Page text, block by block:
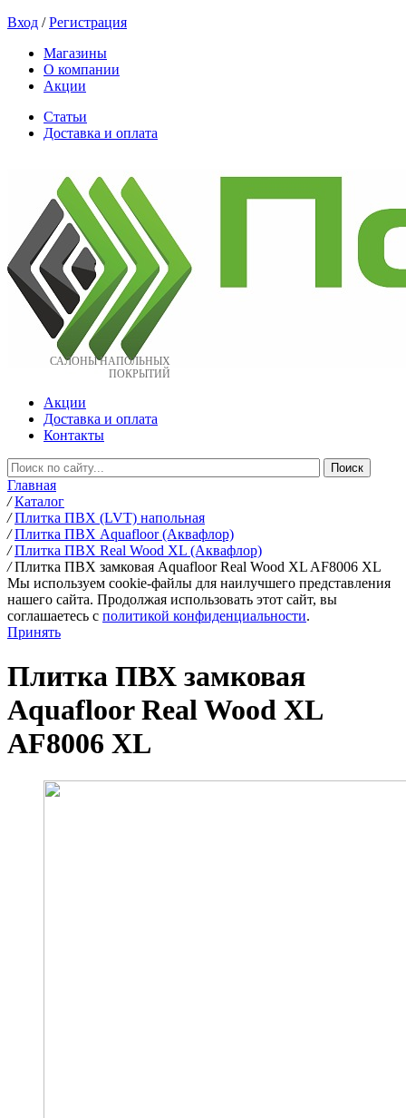
Вход /Регистрация
Магазины
О компании
Акции
Статьи
Доставка и оплата
САЛОНЫ НАПОЛЬНЫХ
ПОКРЫТИЙ
Акции
Доставка и оплата
Контакты
Главная
/ Каталог
/ Плитка ПВХ (LVT) напольная
/ Плитка ПВХ Aquafloor (Аквафлор)
/ Плитка ПВХ Real Wood XL (Аквафлор)
/ Плитка ПВХ замковая Aquafloor Real Wood XL AF8006 XL
Мы используем cookie-файлы для наилучшего представления
нашего сайта. Продолжая использовать этот сайт, вы
соглашаетесь c политикой конфиденциальности.
Принять
Плитка ПВХ замковая
Aquafloor Real Wood XL
AF8006 XL